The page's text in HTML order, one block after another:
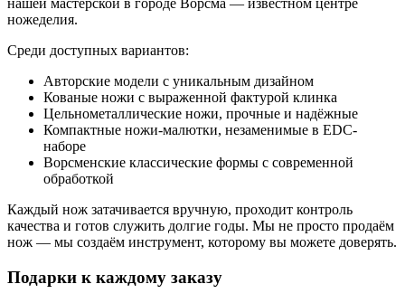
нашей мастерской в городе Ворсма — известном центре
ножеделия.
Среди доступных вариантов:
Авторские модели с уникальным дизайном
Кованые ножи с выраженной фактурой клинка
Цельнометаллические ножи, прочные и надёжные
Компактные ножи-малютки, незаменимые в EDC-
наборе
Ворсменские классические формы с современной
обработкой
Каждый нож затачивается вручную, проходит контроль
качества и готов служить долгие годы. Мы не просто продаём
нож — мы создаём инструмент, которому вы можете доверять.
Подарки к каждому заказу